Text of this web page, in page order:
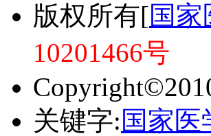
版权所有[国
10201466号
关键字:国家医